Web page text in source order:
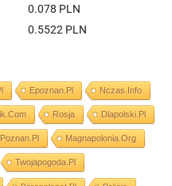
0.078 PLN
0.5522 PLN
Epoznan.pl Nczas.info
Rosja Dlapolski.pl
Magnapolonia.org
Twojapogoda.pl